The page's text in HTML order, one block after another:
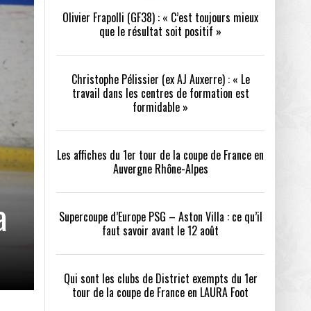
a tenu toutes ses promesses - 04/07/2026
PSG – ASTON VILLA :
AVANT LE 12 AOÛT
QUI SONT LES CLUBS DE DISTRICT EXEMPTS
DU 1ER TOUR DE LA COUPE DE FRANCE EN
LAURA FOOT
Olivier Frapolli (GF38) : « C’est toujours mieux
que le résultat soit positif »
Christophe Pélissier (ex AJ Auxerre) : « Le
travail dans les centres de formation est
formidable »
Les affiches du 1er tour de la coupe de France en
Auvergne Rhône-Alpes
Supercoupe d’Europe PSG – Aston Villa : ce qu’il
faut savoir avant le 12 août
Qui sont les clubs de District exempts du 1er
tour de la coupe de France en LAURA Foot